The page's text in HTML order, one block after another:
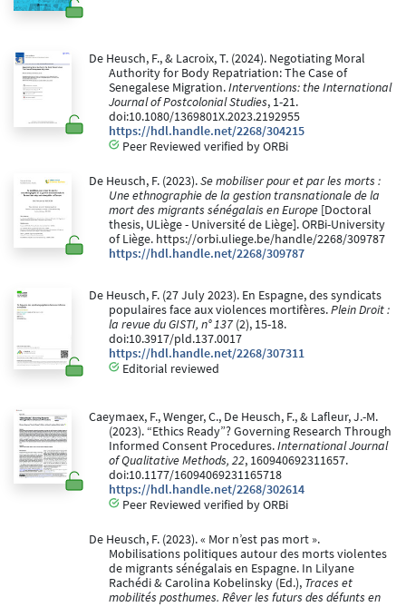
De Heusch, F., & Lacroix, T. (2024). Negotiating Moral
Authority for Body Repatriation: The Case of
Senegalese Migration.Interventions: the International
Journal of Postcolonial Studies, 1-21.
doi:10.1080/1369801X.2023.2192955
https://hdl.handle.net/2268/304215
Peer Reviewed verified by ORBi
De Heusch, F. (2023).Se mobiliser pour et par les morts :
Une ethnographie de la gestion transnationale de la
mort des migrants sénégalais en Europe [Doctoral
thesis, ULiège - Université de Liège]. ORBi-University
of Liège. https://orbi.uliege.be/handle/2268/309787
https://hdl.handle.net/2268/309787
De Heusch, F. (27 July 2023). En Espagne, des syndicats
populaires face aux violences mortifères.Plein Droit :
la revue du GISTI, n° 137 (2), 15-18.
doi:10.3917/pld.137.0017
https://hdl.handle.net/2268/307311
Editorial reviewed
Caeymaex, F., Wenger, C., De Heusch, F., & Lafleur, J.-M.
(2023). “Ethics Ready”? Governing Research Through
Informed Consent Procedures.International Journal
of Qualitative Methods, 22, 160940692311657.
doi:10.1177/16094069231165718
https://hdl.handle.net/2268/302614
Peer Reviewed verified by ORBi
De Heusch, F. (2023). « Mor n’est pas mort ».
Mobilisations politiques autour des morts violentes
de migrants sénégalais en Espagne. In Lilyane
Rachédi & Carolina Kobelinsky (Ed.), Traces et
mobilités posthumes. Rêver les futurs des défunts en